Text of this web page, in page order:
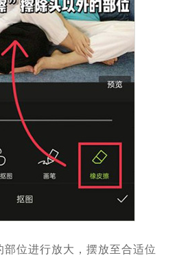
位进行放大，摆放至合适位